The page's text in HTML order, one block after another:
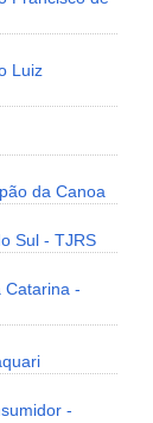
Luiz
da Canoa
Sul - TJRS
Catarina -
-